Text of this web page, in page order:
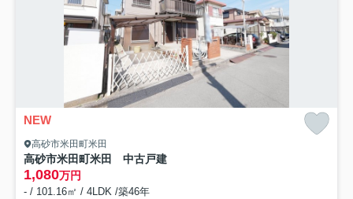
NEW
高砂市米田町米田
高砂市米田町米田 中古戸建
1,080万円
- / 101.16㎡ / 4LDK /築46年